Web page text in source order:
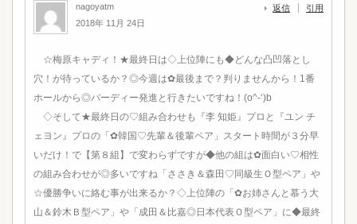
nagoyatm
2018年 11月 24日
返信 引用
☆梅原キャディ！★最終日は◇上位陣にも◆どんな凸凹落とし
穴！が待っているか？◎今週は✿最後まで？判りませんから！1番
ホールから◎バーディー発進と行きたいですね！(o^-‘)b
◇そして★最終日の♡組み合わせも『李 知姫』プロと『ユン チ
ェヨン』プロの「✿韓国♡先輩＆後輩ペア」スタート時間が３分早
いだけ！で【第８組】で変わらずですが◆他の組は✿面白い♡相性
の組み合わせが◎多いですね「ささき＆森田♡同級生Ｏ型ペア」や
☆優勝争いに絡む事が出来るか？◇上位陣の「✿お姉さんと慕う大
山＆鈴木Ｂ型ペア」や「成田＆比嘉◎日本代表Ｏ型ペア」に◆最終